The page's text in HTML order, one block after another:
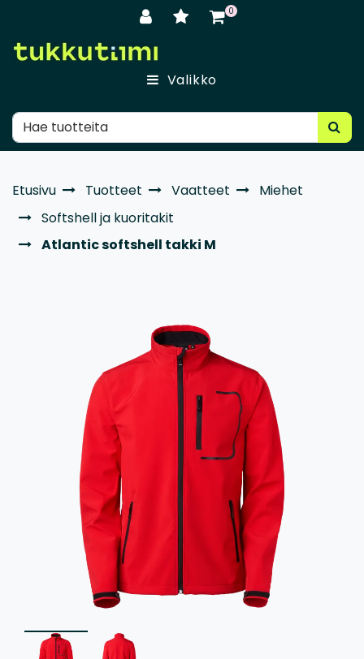
0
Valikko
Etusivu Tuotteet Vaatteet
Miehet
Softshell ja kuoritakit
Atlantic softshell takki M